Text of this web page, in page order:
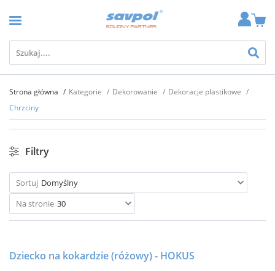
Strona główna Kategorie Dekorowanie
Dekoracje plastikowe
Chrzciny
Filtry
Sortuj Domyślny
Na stronie 30
Dziecko na kokardzie (różowy) - HOKUS